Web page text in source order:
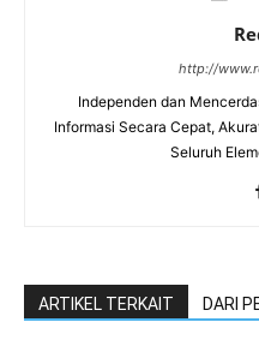
http://
Independen dan
Informasi Secara Cepat,
Seluruh
ARTIKEL TERKAIT DARI